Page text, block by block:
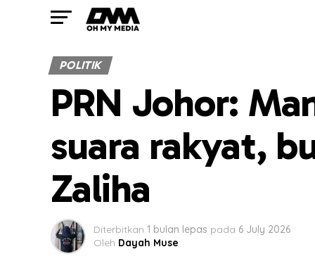
POLITIK
PRN Johor:
suara rakyat,
Zaliha
Diterbitkan 1 bulan lepas pada 6 July 2026
Oleh Dayah Muse